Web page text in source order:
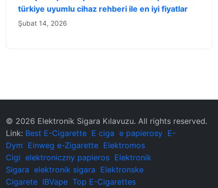
türkiye uyumlu cihaz rehberi ile en iyi fiyatlar
Şubat 14, 2026
© 2026 ‌Elektronik Sigara Kılavuzu‌. All rights reserved.
Link: Best E-Cigarette E ciga e papierosy E-
Dym Einweg e-Zigarette Elektromos
Cigi elektroniczny papieros Elektronik
Sigara elektronik sigara Elektronske
Cigarete IBVape Top E-Cigarettes